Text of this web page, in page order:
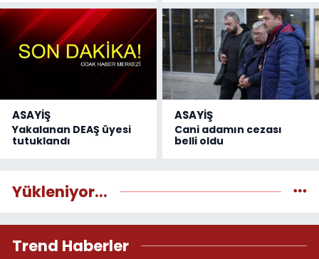
ASAYİŞ
Yakalanan DEAŞ üyesi
tutuklandı
ASAYİŞ
Cani adamın cezası
belli oldu
Yükleniyor...
Trend Haberler